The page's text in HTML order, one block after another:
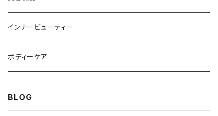
インナービューティー
ボディーケア
BLOG